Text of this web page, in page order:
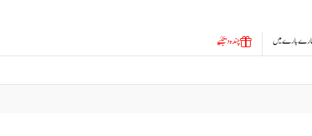
بارے میں چندہ دیجئیے